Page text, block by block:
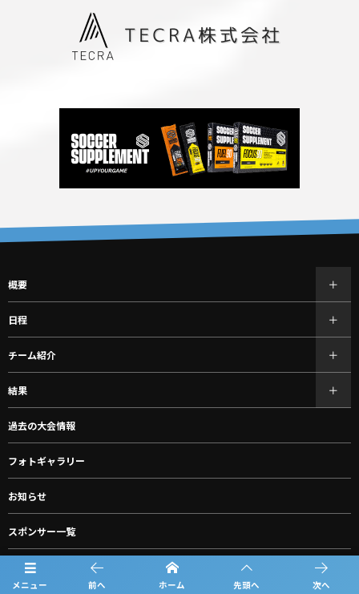
メニュー 前へ ホーム 先頭へ 次へ
概要
日程
チーム紹介
結果
過去の大会情報
フォトギャラリー
お知らせ
スポンサー一覧
グッズ購入